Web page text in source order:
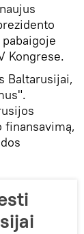
Kongrese.
Baltarusijai,